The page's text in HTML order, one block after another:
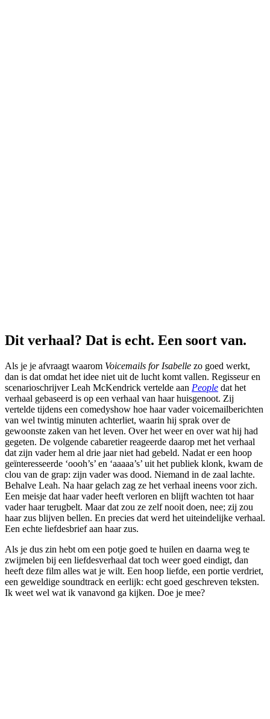
Dit verhaal? Dat is echt. Een soort van.
Als je je afvraagt waarom Voicemails for Isabelle zo goed werkt,
dan is dat omdat het idee niet uit de lucht komt vallen. Regisseur en
scenarioschrijver Leah McKendrick vertelde aan People dat het
verhaal gebaseerd is op een verhaal van haar huisgenoot. Zij
vertelde tijdens een comedyshow hoe haar vader voicemailberichten
van wel twintig minuten achterliet, waarin hij sprak over de
gewoonste zaken van het leven. Over het weer en over wat hij had
gegeten. De volgende cabaretier reageerde daarop met het verhaal
dat zijn vader hem al drie jaar niet had gebeld. Nadat er een hoop
geïnteresseerde ‘oooh’s’ en ‘aaaaa’s’ uit het publiek klonk, kwam de
clou van de grap: zijn vader was dood. Niemand in de zaal lachte.
Behalve Leah. Na haar gelach zag ze het verhaal ineens voor zich.
Een meisje dat haar vader heeft verloren en blijft wachten tot haar
vader haar terugbelt. Maar dat zou ze zelf nooit doen, nee; zij zou
haar zus blijven bellen. En precies dat werd het uiteindelijke verhaal.
Een echte liefdesbrief aan haar zus.
Als je dus zin hebt om een potje goed te huilen en daarna weg te
zwijmelen bij een liefdesverhaal dat toch weer goed eindigt, dan
heeft deze film alles wat je wilt. Een hoop liefde, een portie verdriet,
een geweldige soundtrack en eerlijk: echt goed geschreven teksten.
Ik weet wel wat ik vanavond ga kijken. Doe je mee?